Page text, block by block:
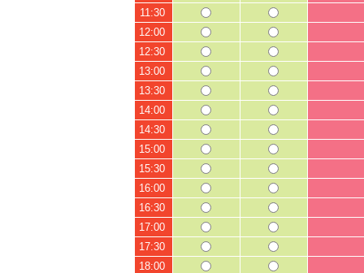
11:30
12:00
12:30
13:00
13:30
14:00
14:30
15:00
15:30
16:00
16:30
17:00
17:30
18:00